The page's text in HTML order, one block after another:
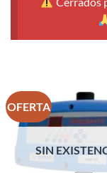
OFERTA
SIN